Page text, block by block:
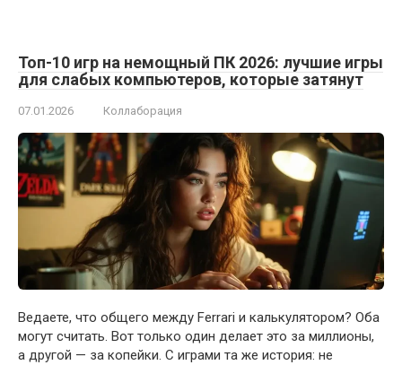
Топ-10 игр на немощный ПК 2026: лучшие игры
для слабых компьютеров, которые затянут
07.01.2026 Коллаборация
Ведаете, что общего между Ferrari и калькулятором? Оба
могут считать. Вот только один делает это за миллионы,
а другой — за копейки. С играми та же история: не